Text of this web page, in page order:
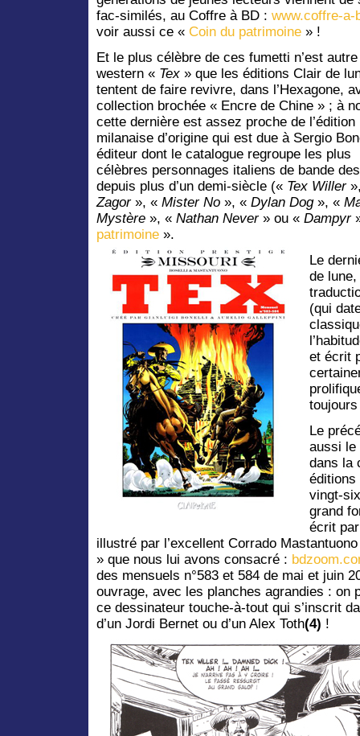
fac-similés, au Coffre à BD : www.coffre-a-
voir aussi ce « Coin du patrimoine » !
Et le plus célèbre de ces fumetti n’est
western « Tex » que les éditions Clair de
tentent de faire revivre, dans l’Hexagone,
collection brochée « Encre de Chine » ; à
cette dernière est assez proche de l’édition
milanaise d’origine qui est due à Sergio
éditeur dont le catalogue regroupe les plus
célèbres personnages italiens de bande
depuis plus d’un demi-siècle (« Tex Willer
Zagor », « Mister No », « Dylan Dog », «
Mystère », « Nathan Never » ou « Dampyr
patrimoine ».
Le
de
(qui
et écrit
Le
aussi le
dans la
éditions
vingt-
grand
écrit
illustré par l’excellent Corrado
» que nous lui avons consacré :
des mensuels n°583 et 584 de mai et juin
ouvrage, avec les planches agrandies : on
ce dessinateur touche-à-tout qui s’inscrit
d’un Jordi Bernet ou d’un Alex Toth(4) !